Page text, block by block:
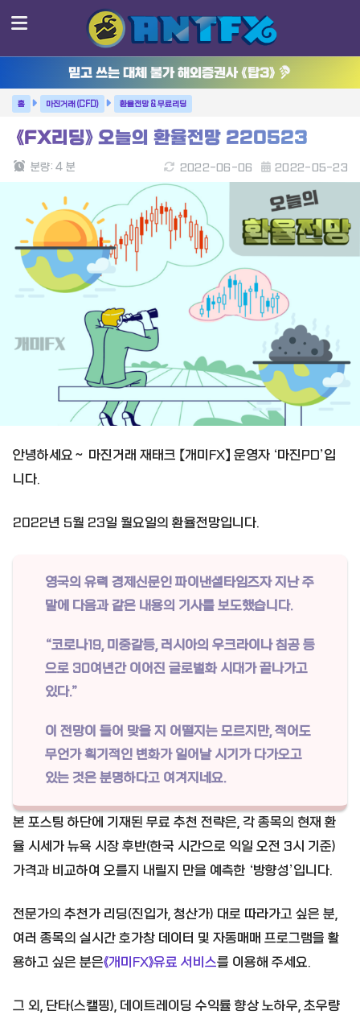
믿고 쓰는 대체 불가 해외증권사 《탑3》
마진거래 (CFD) 환율전망 & 무료리딩
《FX리딩》 오늘의 환율전망 220523
2022-05-23
2022-06-06
분량: 4 분
안녕하세요～ 마진거래 재태크 【개미FX】 운영자 ‘마진PD’입
니다.
2022년 5월 23일 월요일의 환율전망입니다.
영국의 유력 경제신문인 파이낸셜타임즈자 지난 주
말에 다음과 같은 내용의 기사를 보도했습니다.
“코로나19, 미중갈등, 러시아의 우크라이나 침공 등
으로 30여년간 이어진 글로벌화 시대가 끝나가고
있다.”
이 전망이 들어 맞을 지 어떨지는 모르지만, 적어도
무언가 획기적인 변화가 일어날 시기가 다가오고
있는 것은 분명하다고 여겨지네요.
본 포스팅 하단에 기재된 무료 추천 전략은, 각 종목의 현재 환
율 시세가 뉴욕 시장 후반(한국 시간으로 익일 오전 3시 기준)
가격과 비교하여 오를지 내릴지 만을 예측한 ‘방향성’입니다.
전문가의 추천가 리딩(진입가, 청산가) 대로 따라가고 싶은 분,
여러 종목의 실시간 호가창 데이터 및 자동매매 프로그램을 활
용하고 싶은 분은《개미FX》유료 서비스를 이용해 주세요.
그 외, 단타(스캘핑), 데이트레이딩 수익률 향상 노하우, 초우량